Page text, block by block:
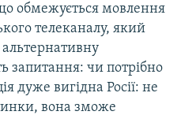
обмежується мовлення
телеканалу, який
запитання: чи потрібно
дуже вигідна Росії: не
вона зможе